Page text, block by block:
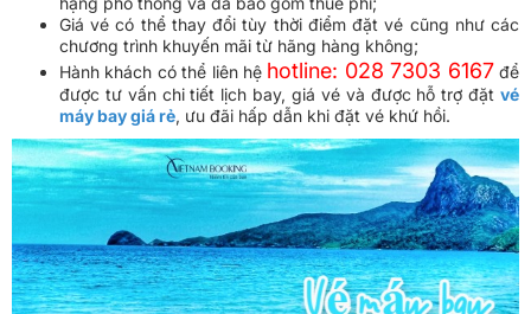
Giá vé có thể thay đổi tùy thời điểm đặt vé cũng như các
chương trình khuyến mãi từ hãng hàng không;
Hành khách có thể liên hệ hotline: 028 7303 6167để
được tư vấn chi tiết lịch bay, giá vé và được hỗ trợ đặt vé
máy bay giá rẻ, ưu đãi hấp dẫn khi đặt vé khứ hồi.